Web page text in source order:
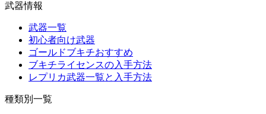
武器情報
武器一覧
初心者向け武器
ゴールドブキチおすすめ
ブキチライセンスの入手方法
レプリカ武器一覧と入手方法
種類別一覧